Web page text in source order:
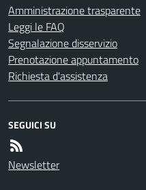
Amministrazione trasparente
Leggi le FAQ
Segnalazione disservizio
Prenotazione appuntamento
Richiesta d'assistenza
SEGUICI SU
Newsletter